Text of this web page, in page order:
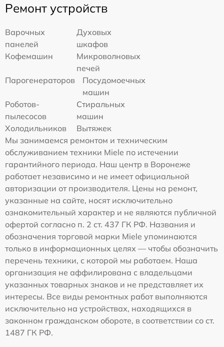
Ремонт устройств
Варочных
панелей
Духовых
шкафов
Кофемашин
Микроволновых
печей
Парогенераторов
Посудомоечных
машин
Роботов-
пылесосов
Стиральных
машин
Холодильников
Вытяжек
Мы занимаемся ремонтом и техническим
обслуживанием техники Miele по истечении
гарантийного периода. Наш центр в Воронеже
работает независимо и не имеет официальной
авторизации от производителя. Цены на ремонт,
указанные на сайте, носят исключительно
ознакомительный характер и не являются публичной
офертой согласно п. 2 ст. 437 ГК РФ. Названия и
обозначения торговой марки Miele упоминаются
только в информационных целях — чтобы обозначить
перечень техники, с которой мы работаем. Наша
организация не аффилирована с владельцами
указанных товарных знаков и не представляет их
интересы. Все виды ремонтных работ выполняются
исключительно на устройствах, находящихся в
законном гражданском обороте, в соответствии со ст.
1487 ГК РФ.